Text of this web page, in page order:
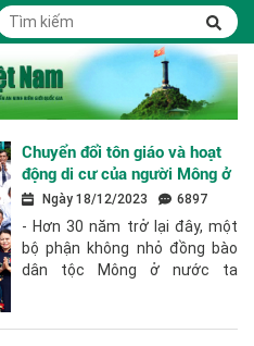
Chuyển đổi tôn giáo và hoạt
động di cư của người Mông ở
Việt Nam
Ngày 18/12/2023 6897
- Hơn 30 năm trở lại đây, một
bộ phận không nhỏ đồng bào
dân tộc Mông ở nước ta
lành và các...